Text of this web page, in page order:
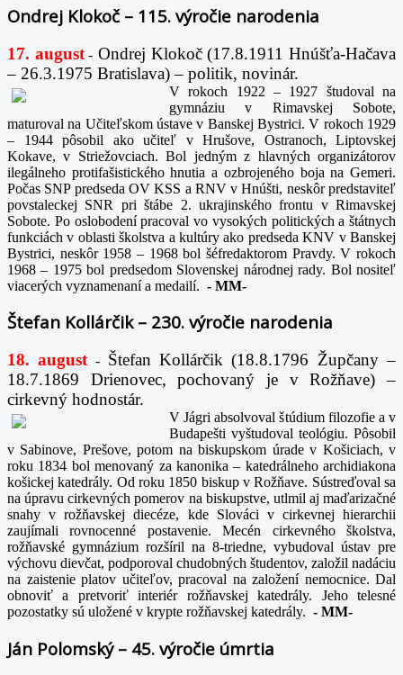
Ondrej Klokoč – 115. výročie narodenia
17. august- Ondrej Klokoč (17.8.1911 Hnúšťa-Hačava
– 26.3.1975 Bratislava) – politik, novinár.
V rokoch 1922 – 1927 študoval na
gymnáziu v Rimavskej Sobote,
maturoval na Učiteľskom ústave v Banskej Bystrici. V rokoch 1929
– 1944 pôsobil ako učiteľ v Hrušove, Ostranoch, Liptovskej
Kokave, v Striežovciach. Bol jedným z hlavných organizátorov
ilegálneho protifašistického hnutia a ozbrojeného boja na Gemeri.
Počas SNP predseda OV KSS a RNV v Hnúšti, neskôr predstaviteľ
povstaleckej SNR pri štábe 2. ukrajinského frontu v Rimavskej
Sobote. Po oslobodení pracoval vo vysokých politických a štátnych
funkciách v oblasti školstva a kultúry ako predseda KNV v Banskej
Bystrici, neskôr 1958 – 1968 bol šéfredaktorom Pravdy. V rokoch
1968 – 1975 bol predsedom Slovenskej národnej rady. Bol nositeľ
viacerých vyznamenaní a medailí. - MM-
Štefan Kollárčik – 230. výročie narodenia
18. august -
Štefan Kollárčik (18.8.1796 Župčany –
18.7.1869 Drienovec, pochovaný je v Rožňave) –
cirkevný hodnostár.
V Jágri absolvoval štúdium filozofie a v
Budapešti vyštudoval teológiu. Pôsobil
v Sabinove, Prešove, potom na biskupskom úrade v Košiciach, v
roku 1834 bol menovaný za kanonika – katedrálneho archidiakona
košickej katedrály. Od roku 1850 biskup v Rožňave. Sústreďoval sa
na úpravu cirkevných pomerov na biskupstve, utlmil aj maďarizačné
snahy v rožňavskej diecéze, kde Slováci v cirkevnej hierarchii
zaujímali rovnocenné postavenie. Mecén cirkevného školstva,
rožňavské gymnázium rozšíril na 8-triedne, vybudoval ústav pre
výchovu dievčat, podporoval chudobných študentov, založil nadáciu
na zaistenie platov učiteľov, pracoval na založení nemocnice. Dal
obnoviť a pretvoriť interiér rožňavskej katedrály. Jeho telesné
pozostatky sú uložené v krypte rožňavskej katedrály. - MM-
Ján Polomský – 45. výročie úmrtia